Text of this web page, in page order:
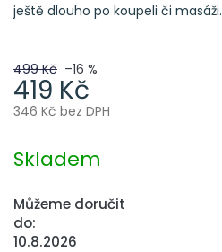
499 Kč –16 %
419 Kč
346 Kč bez DPH
cena:
Skladem
Můžeme doručit
do:
10.8.2026
ještě dlouho po koupeli či masáži.